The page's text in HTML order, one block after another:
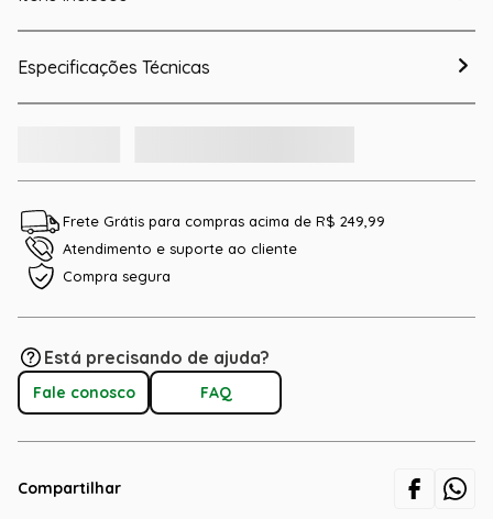
Especificações Técnicas
Frete Grátis para compras acima de R$ 249,99
Atendimento e suporte ao cliente
Compra segura
Está precisando de ajuda?
Fale conosco FAQ
Compartilhar